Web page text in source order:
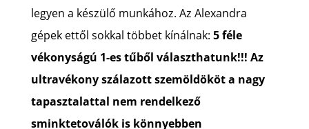
legyen a készülő munkához. Az Alexandra
gépek ettől sokkal többet kínálnak: 5 féle
vékonyságú 1-es tűből választhatunk!!! Az
ultravékony szálazott szemöldököt a nagy
tapasztalattal nem rendelkező
sminktetoválók is könnyebben